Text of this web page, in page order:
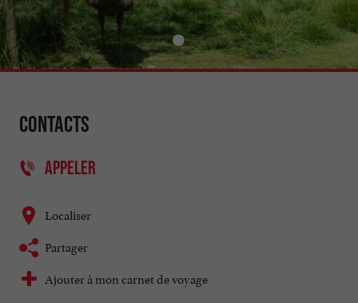
Contacts
APPELER
Localiser
Partager
Ajouter à mon carnet de voyage